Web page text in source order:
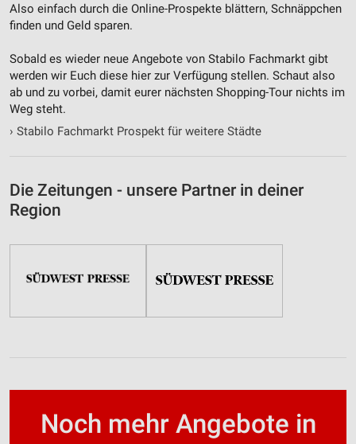
Also einfach durch die Online-Prospekte blättern, Schnäppchen
finden und Geld sparen.
Sobald es wieder neue Angebote von Stabilo Fachmarkt gibt
werden wir Euch diese hier zur Verfügung stellen. Schaut also
ab und zu vorbei, damit eurer nächsten Shopping-Tour nichts im
Weg steht.
› Stabilo Fachmarkt Prospekt für weitere Städte
Die Zeitungen - unsere Partner in deiner
Region
Noch mehr Angebote in
Nicht-IAB-Verarbeitungszwecke:
Performance
Funktional
Werbung